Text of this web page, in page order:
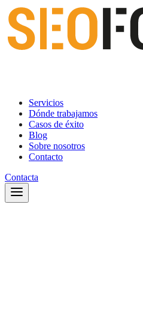
Servicios
Dónde trabajamos
Casos de éxito
Blog
Sobre nosotros
Contacto
Contacta